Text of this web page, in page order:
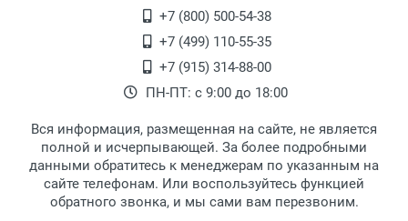
+7 (800) 500-54-38
+7 (499) 110-55-35
+7 (915) 314-88-00
ПН-ПТ: с 9:00 до 18:00
Вся информация, размещенная на сайте, не является
полной и исчерпывающей. За более подробными
данными обратитесь к менеджерам по указанным на
сайте телефонам. Или воспользуйтесь функцией
обратного звонка, и мы сами вам перезвоним.